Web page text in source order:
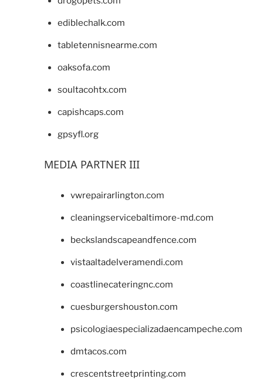
ediblechalk.com
tabletennisnearme.com
oaksofa.com
soultacohtx.com
capishcaps.com
gpsyfl.org
MEDIA PARTNER III
vwrepairarlington.com
cleaningservicebaltimore-md.com
beckslandscapeandfence.com
vistaaltadelveramendi.com
coastlinecateringnc.com
cuesburgershouston.com
psicologiaespecializadaencampeche.com
dmtacos.com
crescentstreetprinting.com